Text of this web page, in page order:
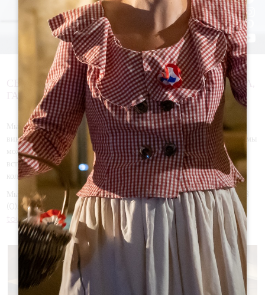
СЕМИНАРЫ, МЕРОПРИЯТИЯ ПОСЛЕ СЕМИНАРА,
ГАЛА-УЖИН
Мы предлагаем вам исключительные места в самом сердце
виноградников Сент-Эмильона и в самом центре деревни. Вместе мы
можем организовать мероприятие, которое подходит именно вам:
встречу, семинар с проживанием, мероприятия по сплочению
коллектива, гала-ужин.
Мы учтем все ваши пожелания, свяжитесь с нами по телефону +33
(0)5 57 55 28 20 или по адресу commercial@saint-emilion-
tourisme.com.